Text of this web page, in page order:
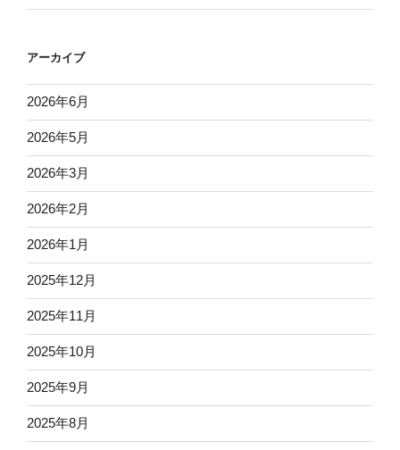
アーカイブ
2026年6月
2026年5月
2026年3月
2026年2月
2026年1月
2025年12月
2025年11月
2025年10月
2025年9月
2025年8月